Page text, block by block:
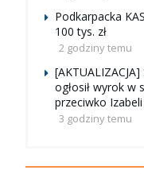
Podkarpacka
100 tys. zł
2 godziny temu
ogłosił wyrok w
przeciwko
3 godziny temu